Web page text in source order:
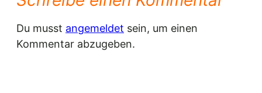
Du musst angemeldet sein, um einen
Kommentar abzugeben.